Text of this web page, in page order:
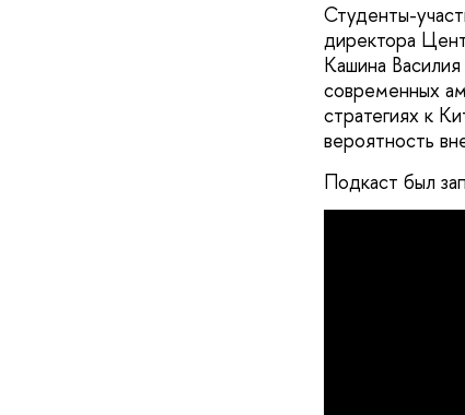
Студенты-
директора
Кашина
современных
стратегиях к
вероятность
Подкаст был